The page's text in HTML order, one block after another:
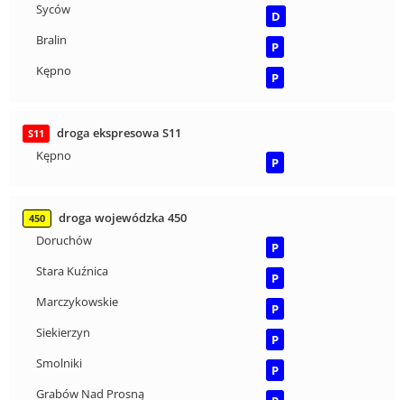
Syców
D
Bralin
P
Kępno
P
S11
droga ekspresowa S11
Kępno
P
450
droga wojewódzka 450
Doruchów
P
Stara Kuźnica
P
Marczykowskie
P
Siekierzyn
P
Smolniki
P
Grabów Nad Prosną